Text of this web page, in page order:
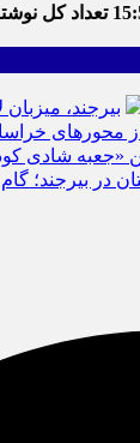
تعداد کل نوشته
بیرجند،
«جعبه شادی
در بیرجند؛